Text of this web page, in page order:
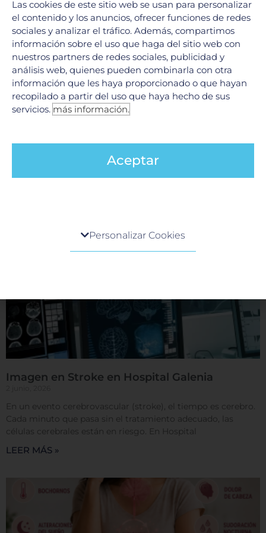
9 junio, 2026
En el ámbito de la neurología, existe una máxima ineludible:
Imagen en Stroke en Hospital Galenia
En un evento cerebrovascular (stroke), el tiempo es cerebro.
Cada minuto que pasa sin el tratamiento adecuado, las
células cerebrales están en riesgo. En Hospital
LEER MÁS »
Las cookies de este sitio web se usan para personalizar
el contenido y los anuncios, ofrecer funciones de redes
sociales y analizar el tráfico. Además, compartimos
información sobre el uso que haga del sitio web con
nuestros partners de redes sociales, publicidad y
análisis web, quienes pueden combinarla con otra
información que les haya proporcionado o que hayan
recopilado a partir del uso que haya hecho de sus
servicios.más información.
Aceptar
Cuando visita cualquier sitio web, el mismo podría
preferencias o su dispositivo, y se usa
principalmente para que el sitio funcione según lo
esperado. Por lo general, la información no lo
identifica directamente, pero puede proporcionarle
una experiencia web más personalizada. Ya que
escoger no permitirnos usar ciertas cookies. Haga
más y cambiar nuestras configuraciones
predeterminadas. Sin embargo, el bloqueo de
algunos tipos de cookies puede afectar su
experiencia en el sitio y los servicios que podemos
ofrecer.Más información
Personalizar Cookies